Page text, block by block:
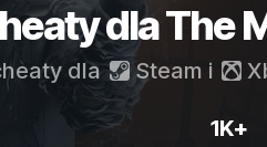
dla The
dla Steam i
1K+